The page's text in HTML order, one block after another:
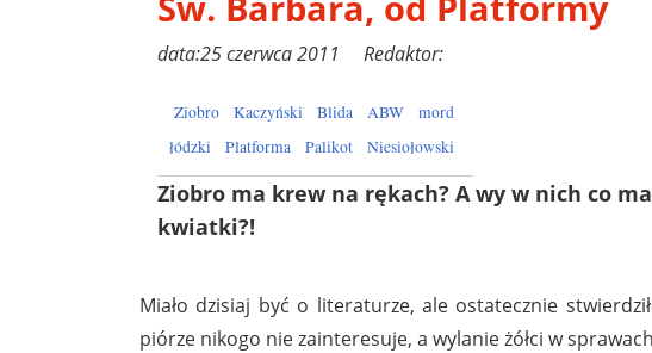
data:25 czerwca 2011 Redaktor:
Ziobro Kaczyński Blida ABW
mord
łódzki
Platforma Palikot Niesiołowski
Ziobro ma krew na rękach? A wy w nich co
kwiatki?!
Miało dzisiaj być o literaturze, ale ostatecznie
piórze nikogo nie zainteresuje, a wylanie żółci w